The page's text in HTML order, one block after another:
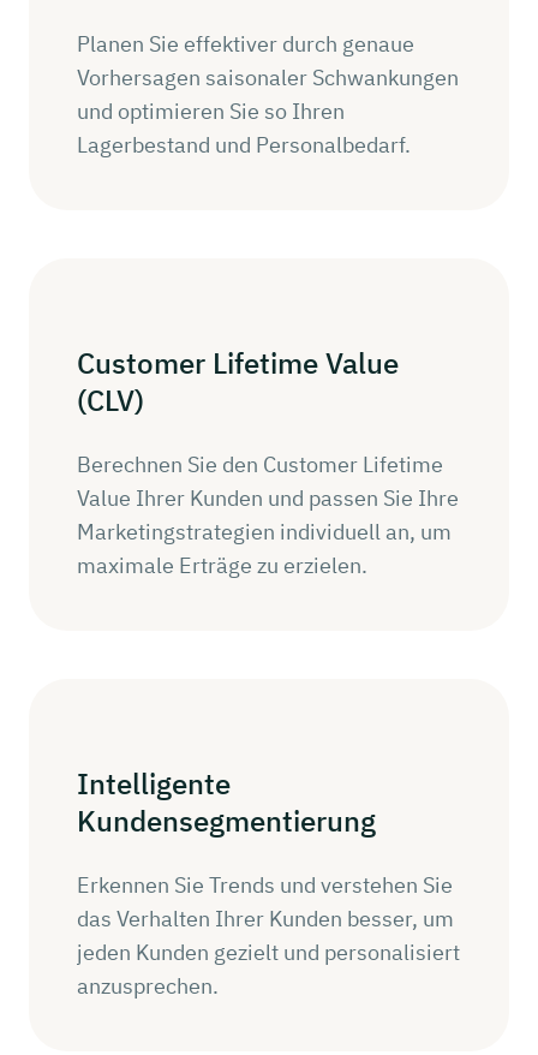
Planen Sie effektiver durch genaue
Vorhersagen saisonaler Schwankungen
und optimieren Sie so Ihren
Lagerbestand und Personalbedarf.
Customer LifetimeValue
(CLV)
Berechnen Sie den Customer Lifetime
Value Ihrer Kunden und passen Sie Ihre
Marketingstrategien individuell an, um
maximale Erträge zu erzielen.
Intelligente
Kundensegmentierung
Erkennen Sie Trends und verstehen Sie
das Verhalten Ihrer Kunden besser, um
jeden Kunden gezielt und personalisiert
anzusprechen.